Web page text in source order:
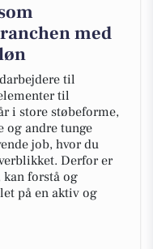
med
til
til
i store støbeforme,
og andre tunge
job, hvor du
Derfor er
forstå og
på en aktiv og